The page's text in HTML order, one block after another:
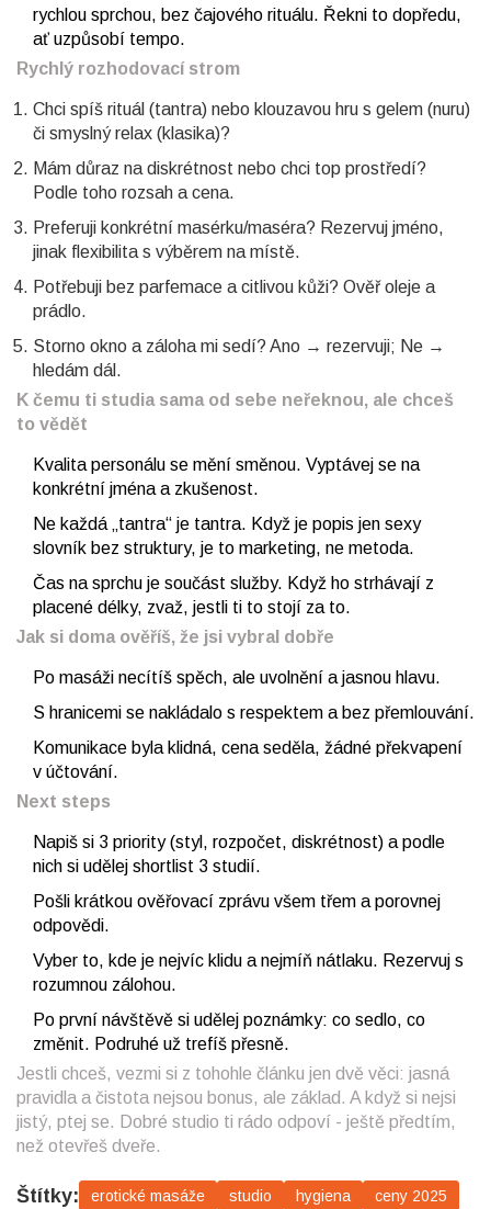
rychlou sprchou, bez čajového rituálu. Řekni to dopředu,
ať uzpůsobí tempo.
Rychlý rozhodovací strom
Chci spíš rituál (tantra) nebo klouzavou hru s gelem (nuru)
či smyslný relax (klasika)?
Mám důraz na diskrétnost nebo chci top prostředí?
Podle toho rozsah a cena.
Preferuji konkrétní masérku/maséra? Rezervuj jméno,
jinak flexibilita s výběrem na místě.
Potřebuji bez parfemace a citlivou kůži? Ověř oleje a
prádlo.
Storno okno a záloha mi sedí? Ano → rezervuji; Ne →
hledám dál.
K čemu ti studia sama od sebe neřeknou, ale chceš
to vědět
Kvalita personálu se mění směnou. Vyptávej se na
konkrétní jména a zkušenost.
Ne každá „tantra“ je tantra. Když je popis jen sexy
slovník bez struktury, je to marketing, ne metoda.
Čas na sprchu je součást služby. Když ho strhávají z
placené délky, zvaž, jestli ti to stojí za to.
Jak si doma ověříš, že jsi vybral dobře
Po masáži necítíš spěch, ale uvolnění a jasnou hlavu.
S hranicemi se nakládalo s respektem a bez přemlouvání.
Komunikace byla klidná, cena seděla, žádné překvapení
v účtování.
Next steps
Napiš si 3 priority (styl, rozpočet, diskrétnost) a podle
nich si udělej shortlist 3 studií.
Pošli krátkou ověřovací zprávu všem třem a porovnej
odpovědi.
Vyber to, kde je nejvíc klidu a nejmíň nátlaku. Rezervuj s
rozumnou zálohou.
Po první návštěvě si udělej poznámky: co sedlo, co
změnit. Podruhé už trefíš přesně.
Jestli chceš, vezmi si z tohohle článku jen dvě věci: jasná
pravidla a čistota nejsou bonus, ale základ. A když si nejsi
jistý, ptej se. Dobré studio ti rádo odpoví - ještě předtím,
než otevřeš dveře.
Štítky: erotické masáže studio hygiena ceny 2025